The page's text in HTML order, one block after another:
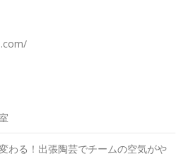
わる！出張陶芸でチームの空気がや